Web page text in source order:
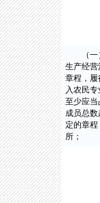
（一）
生产经营
章程，履
入农民
至少应
成员总
定的章
所； （